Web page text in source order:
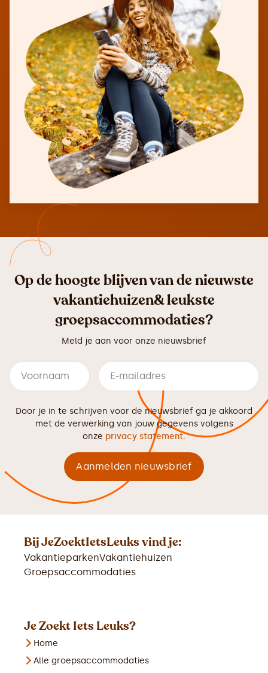
Op de hoogte blijven van de nieuwste
vakantiehuizen& leukste
groepsaccommodaties?
Meld je aan voor onze nieuwsbrief
Door je in te schrijven voor de nieuwsbrief ga je akkoord
met de verwerking van jouw gegevens volgens
onze privacy statement.
Bij JeZoektIetsLeuks vind je:
VakantieparkenVakantiehuizen
Groepsaccommodaties
Je Zoekt Iets Leuks?
Home
Alle groepsaccommodaties